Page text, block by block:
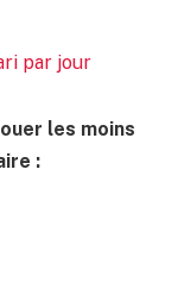
les moins
: